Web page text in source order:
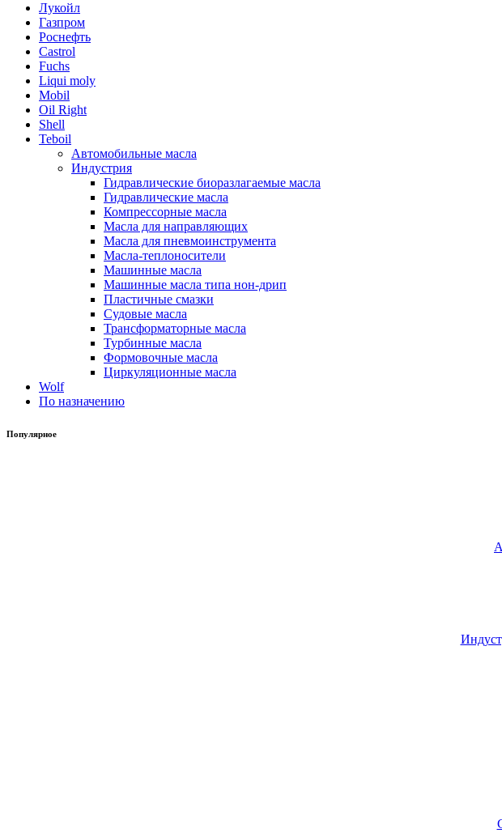
Лукойл
Газпром
Роснефть
Castrol
Fuchs
Liqui moly
Mobil
Oil Right
Shell
Teboil
Автомобильные масла
Индустрия
Гидравлические биоразлагаемые масла
Гидравлические масла
Компрессорные масла
Масла для направляющих
Масла для пневмоинструмента
Масла-теплоносители
Машинные масла
Машинные масла типа нон-дрип
Пластичные смазки
Судовые масла
Трансформаторные масла
Турбинные масла
Формовочные масла
Циркуляционные масла
Wolf
По назначению
Популярное